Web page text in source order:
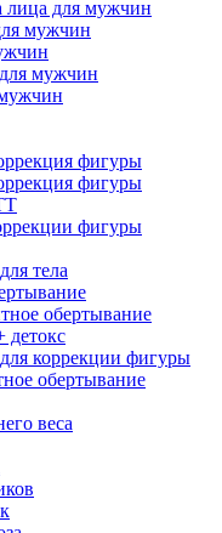
лица для мужчин
мужчин
мужчин
фигуры
фигуры
фигуры
тела
обертывание
детокс
коррекции фигуры
обертывание
веса